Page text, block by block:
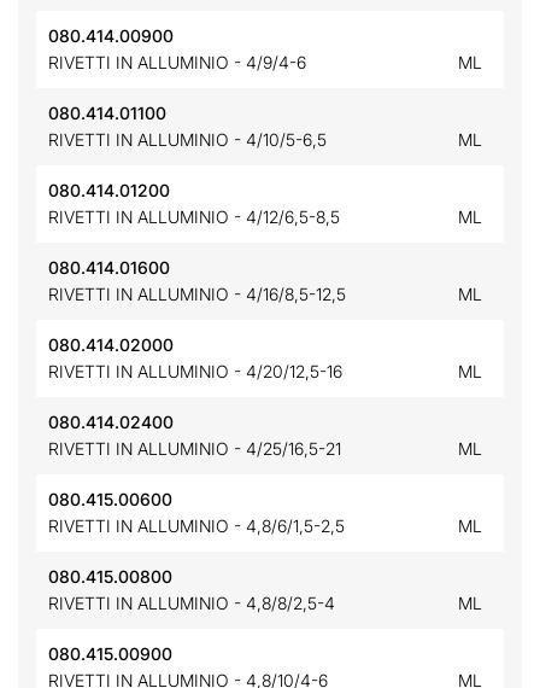
080.414.00900
RIVETTI IN ALLUMINIO - 4/9/4-6
ML
080.414.01100
RIVETTI IN ALLUMINIO - 4/10/5-6,5
ML
080.414.01200
RIVETTI IN ALLUMINIO - 4/12/6,5-8,5
ML
080.414.01600
RIVETTI IN ALLUMINIO - 4/16/8,5-12,5
ML
080.414.02000
RIVETTI IN ALLUMINIO - 4/20/12,5-16
ML
080.414.02400
RIVETTI IN ALLUMINIO - 4/25/16,5-21
ML
080.415.00600
RIVETTI IN ALLUMINIO - 4,8/6/1,5-2,5
ML
080.415.00800
RIVETTI IN ALLUMINIO - 4,8/8/2,5-4
ML
080.415.00900
RIVETTI IN ALLUMINIO - 4,8/10/4-6
ML